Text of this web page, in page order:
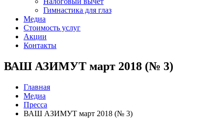
Гимнастика для глаз
Медиа
Стоимость услуг
Акции
Контакты
ВАШ АЗИМУТ март 2018 (№ 3)
Главная
Медиа
Пресса
ВАШ АЗИМУТ март 2018 (№ 3)